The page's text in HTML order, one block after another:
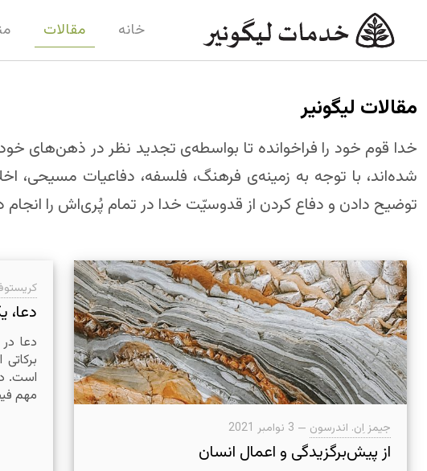
خانه مقالات
مقالات لیگونیر
خدا قوم خود را فراخوانده تا بواسطه‌ی تجدید نظر در ذهن‌های
شده‌اند، با توجه به زمینه‌ی فرهنگ، فلسفه، دفاعیات مسیحی،
توضیح دادن و دفاع کردن از قدوسیّت خدا در تمام پُری‌اش را انجام
جیمز اِن. اندرسون — 3 نوامبر 2021
از پیش‌برگزیدگی و اعمال انسان
دعا،
دعا
‌است.
مهم